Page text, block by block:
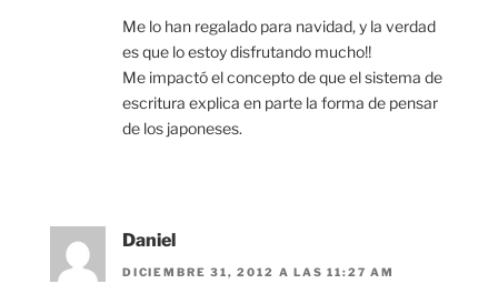
Me lo han regalado para navidad, y la verdad
es que lo estoy disfrutando mucho!!
Me impactó el concepto de que el sistema de
escritura explica en parte la forma de pensar
de los japoneses.
Daniel
DICIEMBRE 31, 2012 A LAS 11:27 AM